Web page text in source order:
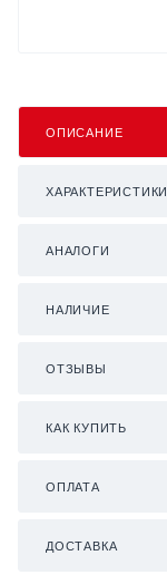
ОПИСАНИЕ
ХАРАКТЕРИСТИКИ
АНАЛОГИ
НАЛИЧИЕ
ОТЗЫВЫ
КАК КУПИТЬ
ОПЛАТА
ДОСТАВКА